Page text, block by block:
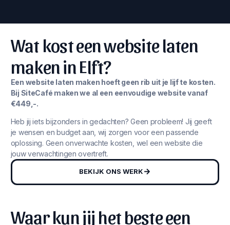
Wat kost een website laten
maken in Elft?
Een website laten maken hoeft geen rib uit je lijf te kosten.
Bij SiteCafé maken we al een eenvoudige website vanaf
€449,-.
Heb jij iets bijzonders in gedachten? Geen probleem! Jij geeft
je wensen en budget aan, wij zorgen voor een passende
oplossing. Geen onverwachte kosten, wel een website die
jouw verwachtingen overtreft.
BEKIJK ONS WERK
Waar kun jij het beste een